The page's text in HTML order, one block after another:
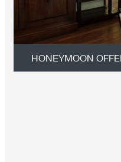
HONEYMOON